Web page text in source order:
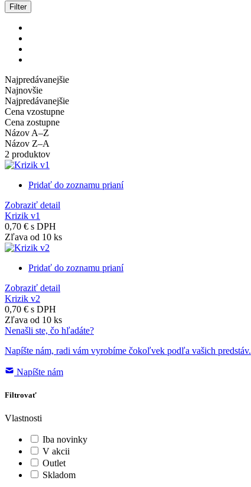
Filter
Najpredávanejšie
Najnovšie
Najpredávanejšie
Cena vzostupne
Cena zostupne
Názov A–Z
Názov Z–A
2 produktov
Pridať do zoznamu prianí
Zobraziť detail
Krizik v1
0,70 € s DPH
Zľava od 10 ks
Pridať do zoznamu prianí
Zobraziť detail
Krizik v2
0,70 € s DPH
Zľava od 10 ks
Nenašli ste, čo hľadáte?
Napíšte nám, radi vám vyrobíme čokoľvek podľa vašich predstáv.
Napíšte nám
Filtrovať
Vlastnosti
Iba novinky
V akcii
Outlet
Skladom